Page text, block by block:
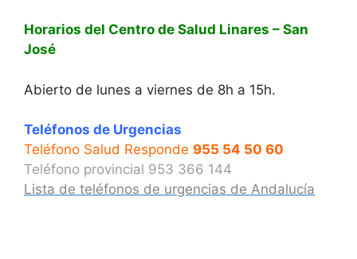
Horarios del Centro de Salud Linares – San
José
Abierto de lunes a viernes de 8h a 15h.
Teléfonos de Urgencias
Teléfono Salud Responde 955 54 50 60
Teléfono provincial 953 366 144
Lista de teléfonos de urgencias de Andalucía